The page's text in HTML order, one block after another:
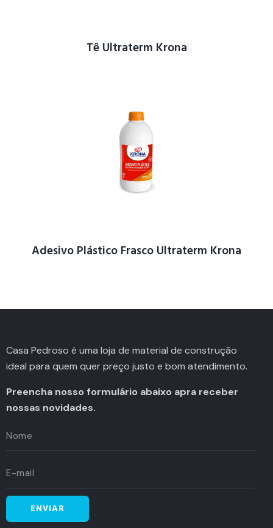
Tê Ultraterm Krona
Adesivo Plástico Frasco Ultraterm Krona
Casa Pedroso é uma loja de material de construção
ideal para quem quer preço justo e bom atendimento.
Preencha nosso formulário abaixo apra receber
nossas novidades.